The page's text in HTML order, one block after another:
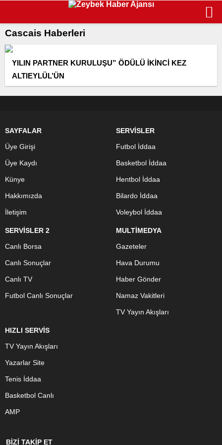
Cascais Haberleri
YILIN PARTNER KURULUŞU” ÖDÜLÜ İKİNCİ KEZ
ALTIEYLÜL’ÜN
SAYFALAR
Üye Girişi
Üye Kaydı
Künye
Hakkımızda
İletişim
SERVİSLER
Futbol İddaa
Basketbol İddaa
Hentbol İddaa
Bilardo İddaa
Voleybol İddaa
SERVİSLER 2
Canlı Borsa
Canlı Sonuçlar
Canlı TV
Futbol Canlı Sonuçlar
MULTİMEDYA
Gazeteler
Hava Durumu
Haber Gönder
Namaz Vakitleri
TV Yayın Akışları
HIZLI SERVİS
TV Yayın Akışları
Yazarlar Site
Tenis İddaa
Basketbol Canlı
AMP
BİZİ TAKİP ET